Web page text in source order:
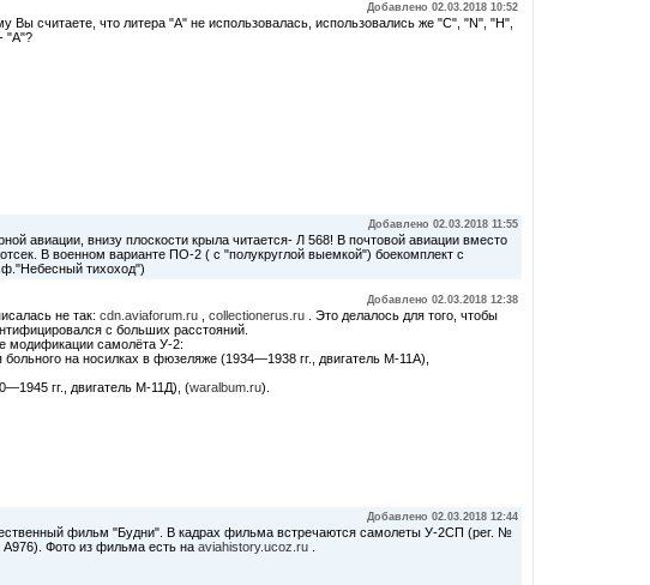
Добавлено 02.03.2018 10:52
Вы считаете, что литера "А" не использовалась, использовались же "С", "N", "Н",
"А"?
Добавлено 02.03.2018 11:55
авиации, внизу плоскости крыла читается- Л 568! В почтовой авиации вместо
В военном варианте ПО-2 ( с "полукруглой выемкой") боекомплект с
тихоход")
Добавлено 02.03.2018 12:38
не так: cdn.aviaforum.ru collectionerus.ru . Это делалось для того, чтобы
с больших расстояний.
модификации самолёта У-2:
на носилках в фюзеляже (1934—1938 гг., двигатель М-11А),
гг., двигатель М-11Д), (waralbum.ru).
Добавлено 02.03.2018 12:44
фильм "Будни". В кадрах фильма встречаются самолеты У-2СП (рег. №
Фото из фильма есть на aviahistory.ucoz.ru